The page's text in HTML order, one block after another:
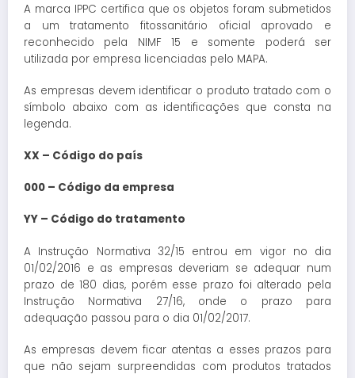
A marca IPPC certifica que os objetos foram submetidos
a um tratamento fitossanitário oficial aprovado e
reconhecido pela NIMF 15 e somente poderá ser
utilizada por empresa licenciadas pelo MAPA.
As empresas devem identificar o produto tratado com o
símbolo abaixo com as identificações que consta na
legenda.
XX – Código do país
000 – Código da empresa
YY – Código do tratamento
A Instrução Normativa 32/15 entrou em vigor no dia
01/02/2016 e as empresas deveriam se adequar num
prazo de 180 dias, porém esse prazo foi alterado pela
Instrução Normativa 27/16, onde o prazo para
adequação passou para o dia 01/02/2017.
As empresas devem ficar atentas a esses prazos para
que não sejam surpreendidas com produtos tratados